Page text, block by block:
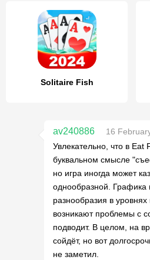
Solitaire Fish
av240886
16
Увлекательно, что в Eat
буквальном смысле
но игра иногда может
однообразной. Графика
разнообразия в
возникают проблемы с
подводит. В целом, на
сойдёт, но вот
не заметил.